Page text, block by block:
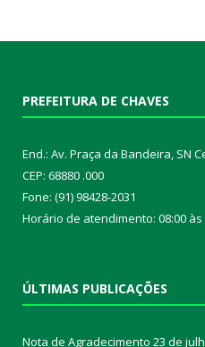
PREFEITURA DE CHAVES
End.: Av. Praça da Bandeira, SN
CEP: 68880 .000
Fone: (91) 98428-2031
Horário de atendimento: 08:00
ÚLTIMAS PUBLICAÇÕES
Nota de Agradecimento 23 de